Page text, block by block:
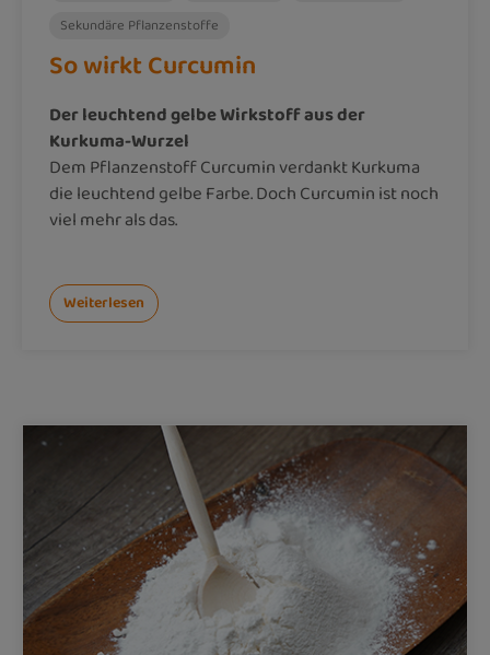
Sekundäre Pflanzenstoffe
So wirkt Curcumin
Der leuchtend gelbe Wirkstoff aus der
Kurkuma-Wurzel
Dem Pflanzenstoff Curcumin verdankt Kurkuma
die leuchtend gelbe Farbe. Doch Curcumin ist noch
viel mehr als das.
Weiterlesen